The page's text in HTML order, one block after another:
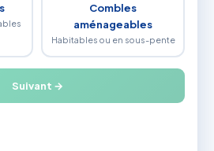
Combles
aménageables
Habitables ou en sous-pente
Suivant →